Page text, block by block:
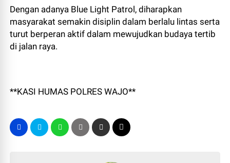
Dengan adanya Blue Light Patrol, diharapkan
masyarakat semakin disiplin dalam berlalu lintas serta
turut berperan aktif dalam mewujudkan budaya tertib
di jalan raya.
**KASI HUMAS POLRES WAJO**